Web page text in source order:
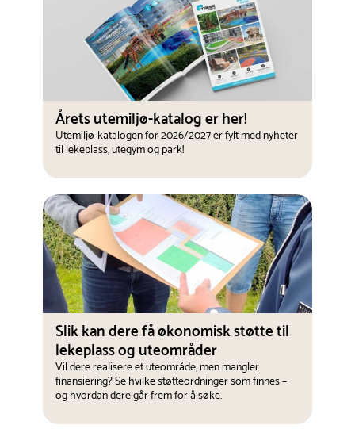
Årets utemiljø-katalog er her!
Utemiljø-katalogen for 2026/2027 er fylt med nyheter
til lekeplass, utegym og park!
Slik kan dere få økonomisk støtte til
lekeplass og uteområder
Vil dere realisere et uteområde, men mangler
finansiering? Se hvilke støtteordninger som finnes –
og hvordan dere går frem for å søke.